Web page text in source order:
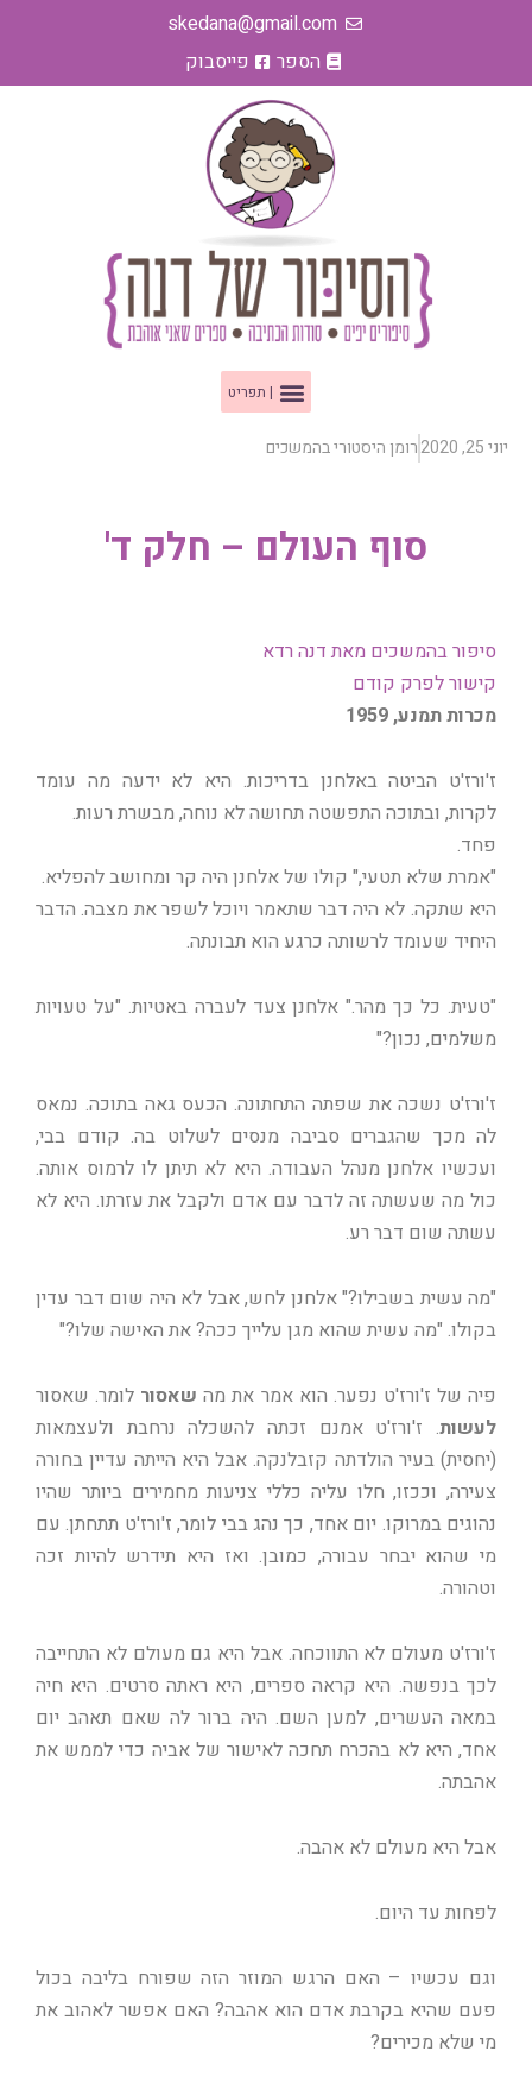
skedana@gmail.com
הספר
פייסבוק
תפריט
יוני 25, 2020 רומן היסטורי בהמשכים
סוף העולם – חלק ד'
סיפור בהמשכים מאת דנה רדא
קישור לפרק קודם
מכרות תמנע, 1959
ז'ורז'ט הביטה באלחנן בדריכות. היא לא ידעה מה עומד
לקרות, ובתוכה התפשטה תחושה לא נוחה, מבשרת רעות.
פחד.
"אמרת שלא תטעי," קולו של אלחנן היה קר ומחושב להפליא.
היא שתקה. לא היה דבר שתאמר ויוכל לשפר את מצבה. הדבר
היחיד שעומד לרשותה כרגע הוא תבונתה.
"טעית. כל כך מהר." אלחנן צעד לעברה באטיות. "על טעויות
משלמים, נכון?"
ז'ורז'ט נשכה את שפתה התחתונה. הכעס גאה בתוכה. נמאס
לה מכך שהגברים סביבה מנסים לשלוט בה. קודם בבי,
ועכשיו אלחנן מנהל העבודה. היא לא תיתן לו לרמוס אותה.
כול מה שעשתה זה לדבר עם אדם ולקבל את עזרתו. היא לא
עשתה שום דבר רע.
"מה עשית בשבילו?" אלחנן לחש, אבל לא היה שום דבר עדין
בקולו. "מה עשית שהוא מגן עלייך ככה? את האישה שלו?"
פיה של ז'ורז'ט נפער. הוא אמר את מה שאסור לומר. שאסור
לעשות. ז'ורז'ט אמנם זכתה להשכלה נרחבת ולעצמאות
(יחסית) בעיר הולדתה קזבלנקה. אבל היא הייתה עדיין בחורה
צעירה, וככזו, חלו עליה כללי צניעות מחמירים ביותר שהיו
נהוגים במרוקו. יום אחד, כך נהג בבי לומר, ז'ורז'ט תתחתן. עם
מי שהוא יבחר עבורה, כמובן. ואז היא תידרש להיות זכה
וטהורה.
ז'ורז'ט מעולם לא התווכחה. אבל היא גם מעולם לא התחייבה
לכך בנפשה. היא קראה ספרים, היא ראתה סרטים. היא חיה
במאה העשרים, למען השם. היה ברור לה שאם תאהב יום
אחד, היא לא בהכרח תחכה לאישור של אביה כדי לממש את
אהבתה.
אבל היא מעולם לא אהבה.
לפחות עד היום.
וגם עכשיו – האם הרגש המוזר הזה שפורח בליבה בכול
פעם שהיא בקרבת אדם הוא אהבה? האם אפשר לאהוב את
מי שלא מכירים?